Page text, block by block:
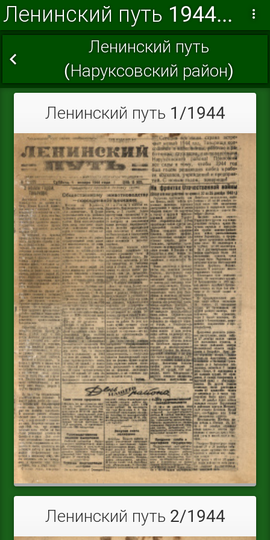
Ленинский путь 1944 г.
Ленинский путь
(Наруксовский район)
Ленинский путь 1/1944
Ленинский путь 2/1944